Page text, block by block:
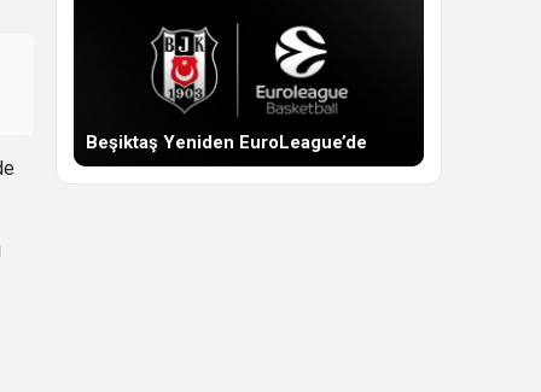
Beşiktaş Yeniden EuroLeague’de